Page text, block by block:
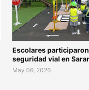
Escolares
seguridad vial en
May 06, 2026